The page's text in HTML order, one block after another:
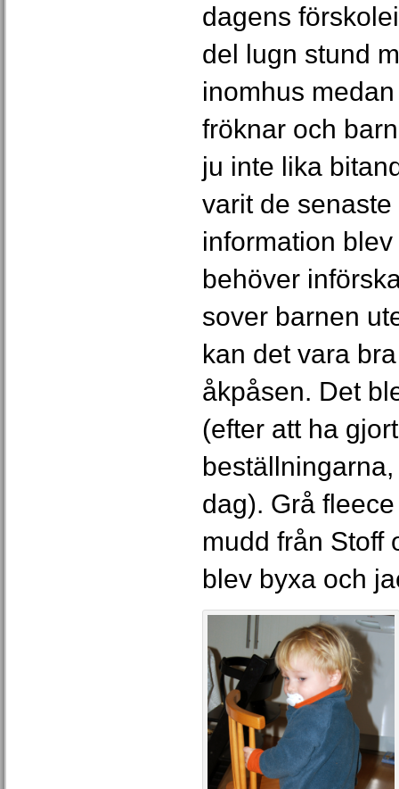
dagens
del lugn stund
inomhus
fröknar och
ju inte lika
varit de
information
behöver
sover barnen
kan det vara
åkpåsen. Det
(efter att ha
dag). Grå
mudd från Stoff
blev byxa och